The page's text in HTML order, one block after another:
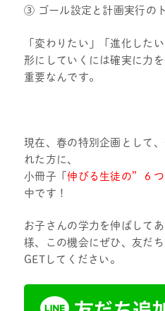
③ ゴール設定と計画実行の
「変わりたい」「進化した
形にしていくには確実に力
重要なんです。
現在、春の特別企画として、
れた方 に、
小冊子「伸びる生徒の”６
中です！
お子さんの学力を伸ばして
様、この機会にぜひ、友だ
GETしてください。